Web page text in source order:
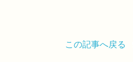
この記事へ戻る